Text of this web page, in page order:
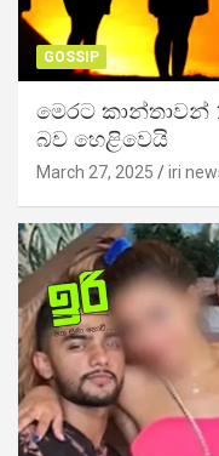
GOSSIP
මෙරට කාන්තාවන්
බව හෙළිවෙයි
March 27, 2025 iri